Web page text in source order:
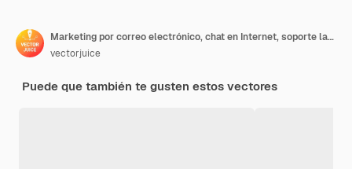
Marketing por correo electrónico, chat en Internet, soporte las 24 horas
vectorjuice
Puede que también te gusten estos vectores